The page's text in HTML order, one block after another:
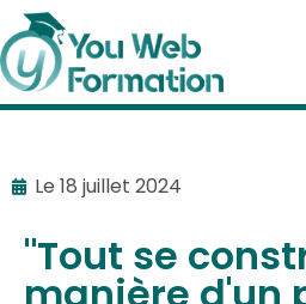
Le 18 juillet 2024
"Tout se